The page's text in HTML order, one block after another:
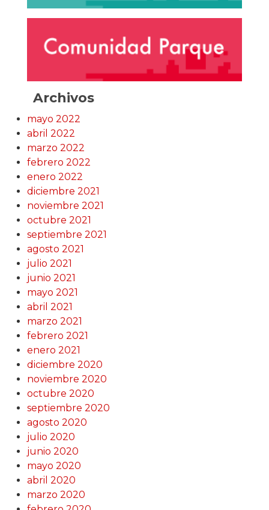
Archivos
mayo 2022
abril 2022
marzo 2022
febrero 2022
enero 2022
diciembre 2021
noviembre 2021
octubre 2021
septiembre 2021
agosto 2021
julio 2021
junio 2021
mayo 2021
abril 2021
marzo 2021
febrero 2021
enero 2021
diciembre 2020
noviembre 2020
octubre 2020
septiembre 2020
agosto 2020
julio 2020
junio 2020
mayo 2020
abril 2020
marzo 2020